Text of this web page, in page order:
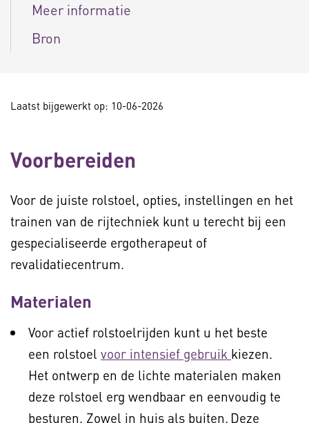
Meer informatie
Bron
Laatst bijgewerkt op: 10-06-2026
Voorbereiden
Voor de juiste rolstoel, opties, instellingen en het
trainen van de rijtechniek kunt u terecht bij een
gespecialiseerde ergotherapeut of
revalidatiecentrum.
Materialen
Voor actief rolstoelrijden kunt u het beste
een rolstoel voor intensief gebruik kiezen.
Het ontwerp en de lichte materialen maken
deze rolstoel erg wendbaar en eenvoudig te
besturen. Zowel in huis als buiten. Deze